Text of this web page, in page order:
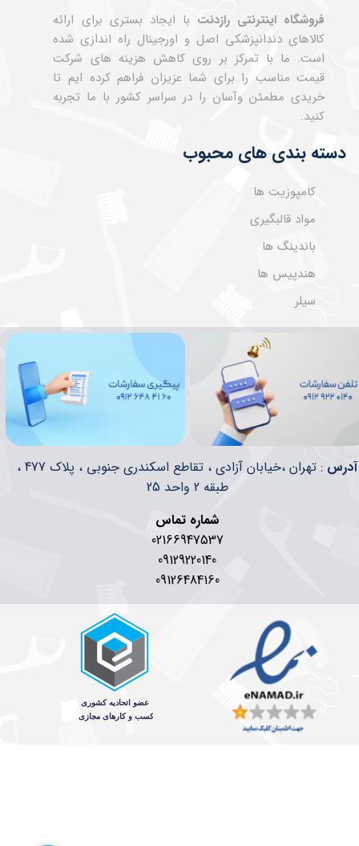
فروشگاه اینترنتی رازدنت با ایجاد بستری برای ارائه
کالاهای دندانپزشکی اصل و اورجینال راه اندازی شده
است. ما با تمرکز بر روی کاهش هزینه های شرکت
قیمت مناسب را برای شما عزیزان فراهم کرده ایم تا
خریدی مطمئن وآسان را در سراسر کشور با ما تجربه
کنید.
دسته بندی های محبوب
کامپوزیت ها
مواد قالبگیری
باندینگ ها
هندپیس ها
سیلر
​​آدرس
: تهران ،خیابان آزادی ، تقاطع اسکندری جنوبی ، پلاک 477 ،
طبقه 2 واحد 25
شماره تماس
02166947537
09129220140
09126484160